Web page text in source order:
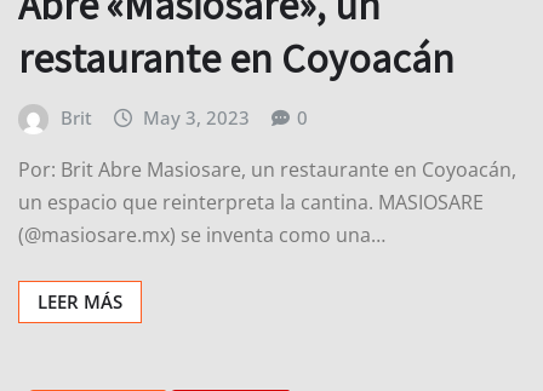
restaurante en Coyoacán
Brit May 3, 2023 0
Por: Brit Abre Masiosare, un restaurante en Coyoacán,
un espacio que reinterpreta la cantina. MASIOSARE
(@masiosare.mx) se inventa como una…
LEER MÁS